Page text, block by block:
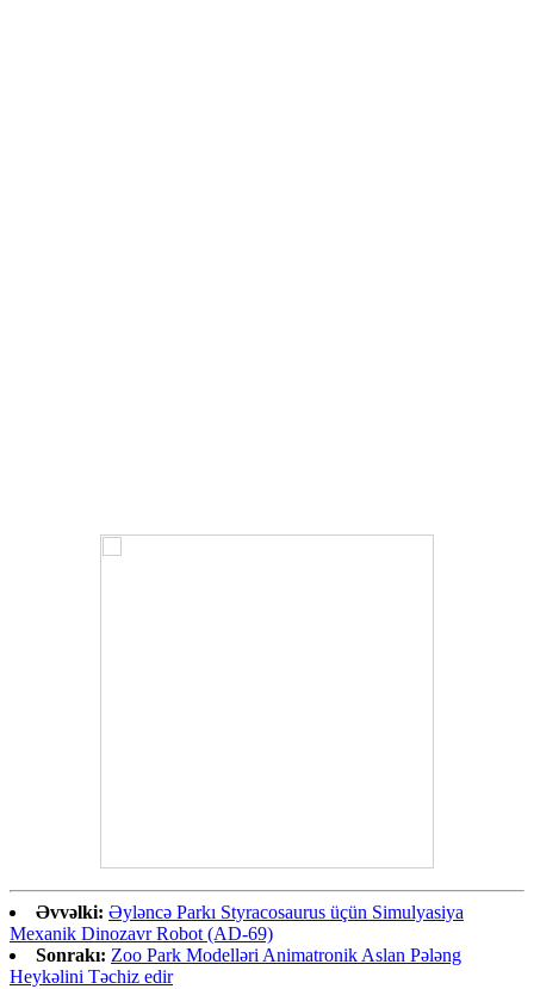
Əvvəlki: Əyləncə Parkı Styracosaurus üçün Simulyasiya
Mexanik Dinozavr Robot (AD-69)
Sonrakı: Zoo Park Modelləri Animatronik Aslan Pələng
Heykəlini Təchiz edir